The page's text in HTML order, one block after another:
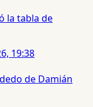
la tabla de
19:38